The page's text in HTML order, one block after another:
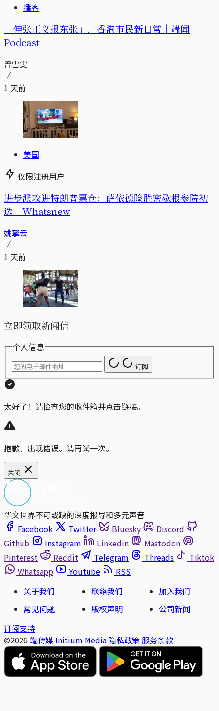
播客
「伸张正义报东张」，香港市民新日常｜端闻
Podcast
曾雪雯
1 天前
美国
仅限注册用户
进步派攻进特朗普票仓：萨依德险胜密歇根参院初
选｜Whatsnew
姚拏云
1 天前
立即领取新闻信
个人信息
订阅
太好了！请检查您的收件箱并点击链接。
抱歉，出现错误。请再试一次。
关闭
华文世界不可或缺的深度报导和多元声音
Facebook
Twitter Bluesky
Discord
Github
Instagram Linkedin
Mastodon
Pinterest
Reddit Telegram Threads
Tiktok
Whatsapp
Youtube
RSS
关于我们
联络我们
加入我们
常见问题
版权声明
公司新闻
订阅支持
©2026 端傳媒 Initium Media 隐私政策 服务条款